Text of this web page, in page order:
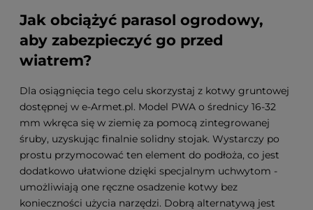
Jak obciążyć parasol ogrodowy,
aby zabezpieczyć go przed
wiatrem?
Dla osiągnięcia tego celu skorzystaj z kotwy gruntowej
dostępnej w e-Armet.pl. Model PWA o średnicy 16-32
mm wkręca się w ziemię za pomocą zintegrowanej
śruby, uzyskując finalnie solidny stojak. Wystarczy po
prostu przymocować ten element do podłoża, co jest
dodatkowo ułatwione dzięki specjalnym uchwytom -
umożliwiają one ręczne osadzenie kotwy bez
konieczności użycia narzędzi. Dobrą alternatywą jest